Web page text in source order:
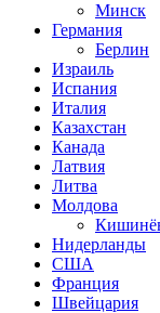
Минск
Германия
Берлин
Израиль
Испания
Италия
Казахстан
Канада
Латвия
Литва
Молдова
Нидерланды
США
Франция
Швейцария